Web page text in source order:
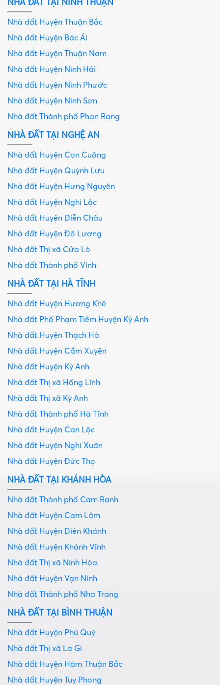
NHÀ ĐẤT TẠI NINH THUẬN
Nhà đất Huyện Thuận Bắc
Nhà đất Huyện Bác Ái
Nhà đất Huyện Thuận Nam
Nhà đất Huyện Ninh Hải
Nhà đất Huyện Ninh Phước
Nhà đất Huyện Ninh Sơn
Nhà đất Thành phố Phan Rang
NHÀ ĐẤT TẠI NGHỆ AN
Nhà đất Huyện Con Cuông
Nhà đất Huyện Quỳnh Lưu
Nhà đất Huyện Hưng Nguyên
Nhà đất Huyện Nghi Lộc
Nhà đất Huyện Diễn Châu
Nhà đất Huyện Đô Lương
Nhà đất Thị xã Cửa Lò
Nhà đất Thành phố Vinh
NHÀ ĐẤT TẠI HÀ TĨNH
Nhà đất Huyện Hương Khê
Nhà đất Phố Phạm Tiêm Huyện Kỳ Anh
Nhà đất Huyện Thạch Hà
Nhà đất Huyện Cẩm Xuyên
Nhà đất Huyện Kỳ Anh
Nhà đất Thị xã Hồng Lĩnh
Nhà đất Thị xã Kỳ Anh
Nhà đất Thành phố Hà Tĩnh
Nhà đất Huyện Can Lộc
Nhà đất Huyện Nghi Xuân
Nhà đất Huyện Đức Thọ
NHÀ ĐẤT TẠI KHÁNH HÒA
Nhà đất Thành phố Cam Ranh
Nhà đất Huyện Cam Lâm
Nhà đất Huyện Diên Khánh
Nhà đất Huyện Khánh Vĩnh
Nhà đất Thị xã Ninh Hòa
Nhà đất Huyện Vạn Ninh
Nhà đất Thành phố Nha Trang
NHÀ ĐẤT TẠI BÌNH THUẬN
Nhà đất Huyện Phú Quý
Nhà đất Thị xã La Gi
Nhà đất Huyện Hàm Thuận Bắc
Nhà đất Huyện Tuy Phong